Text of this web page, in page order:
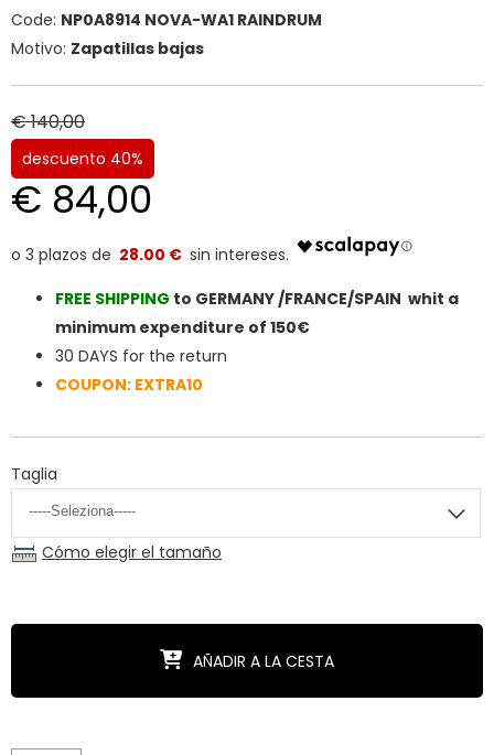
Code: NP0A8914 NOVA-WA1 RAINDRUM
Motivo: Zapatillas bajas
€ 140,00
descuento 40%
€ 84,00
28.00 €
FREE SHIPPING to GERMANY /FRANCE/SPAIN whit a
minimum expenditure of 150€
30 DAYS for the return
COUPON: EXTRA10
Taglia
Cómo elegir el tamaño
AÑADIR A LA CESTA